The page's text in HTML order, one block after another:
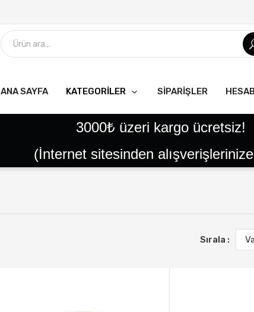
ANA SAYFA KATEGORILER SIPARIŞLER
3000₺ üzeri kargo ücretsiz!
(İnternet sitesinden
Sırala :